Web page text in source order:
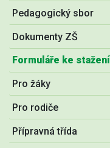
Pedagogický sbor
Dokumenty ZŠ
Formuláře ke stažení
Pro žáky
Pro rodiče
Přípravná třída